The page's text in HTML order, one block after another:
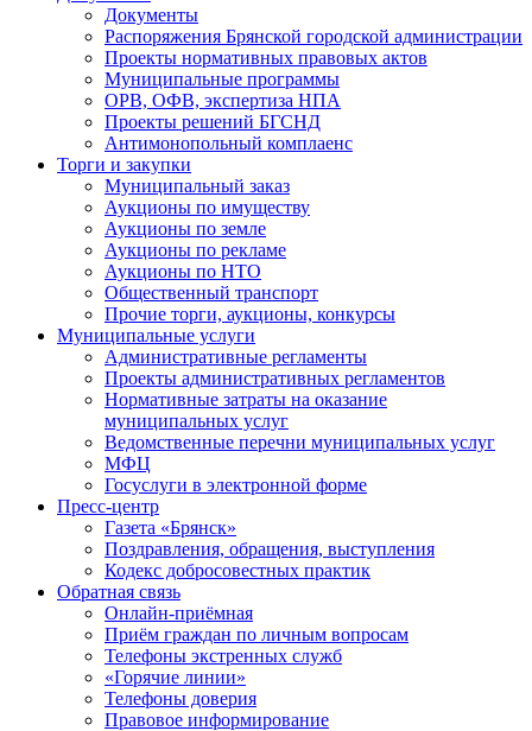
Документы
Распоряжения Брянской городской администрации
Проекты нормативных правовых актов
Муниципальные программы
ОРВ, ОФВ, экспертиза НПА
Проекты решений БГСНД
Антимонопольный комплаенс
Торги и закупки
Муниципальный заказ
Аукционы по имуществу
Аукционы по земле
Аукционы по рекламе
Аукционы по НТО
Общественный транспорт
Прочие торги, аукционы, конкурсы
Муниципальные услуги
Административные регламенты
Проекты административных регламентов
Нормативные затраты на оказание
муниципальных услуг
Ведомственные перечни муниципальных услуг
МФЦ
Госуслуги в электронной форме
Пресс-центр
Газета «Брянск»
Поздравления, обращения, выступления
Кодекс добросовестных практик
Обратная связь
Онлайн-приёмная
Приём граждан по личным вопросам
Телефоны экстренных служб
«Горячие линии»
Телефоны доверия
Правовое информирование